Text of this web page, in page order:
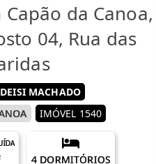
da Canoa,
04, Rua das
MACHADO
IMÓVEL 1540
4 DORMITÓRIOS